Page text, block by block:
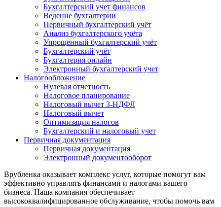
Бухгалтерский учет финансов
Ведение бухгалтерии
Первичный бухгалтерский учёт
Анализ бухгалтерского учёта
Упрощённый бухгалтерский учёт
Бухгалтерский учёт
Бухгалтерия онлайн
Электронный бухгалтерский учет
Налогообложение
Нулевая отчетность
Налоговое планирование
Налоговый вычет 3-НДФЛ
Налоговый вычет
Оптимизация налогов
Бухгалтерский и налоговый учет
Первичная документация
Первичная документация
Электронный документооборот
Врубленка оказывает комплекс услуг, которые помогут вам
эффективно управлять финансами и налогами вашего
бизнеса. Наша компания обеспечивает
высококвалифицированное обслуживание, чтобы помочь вам